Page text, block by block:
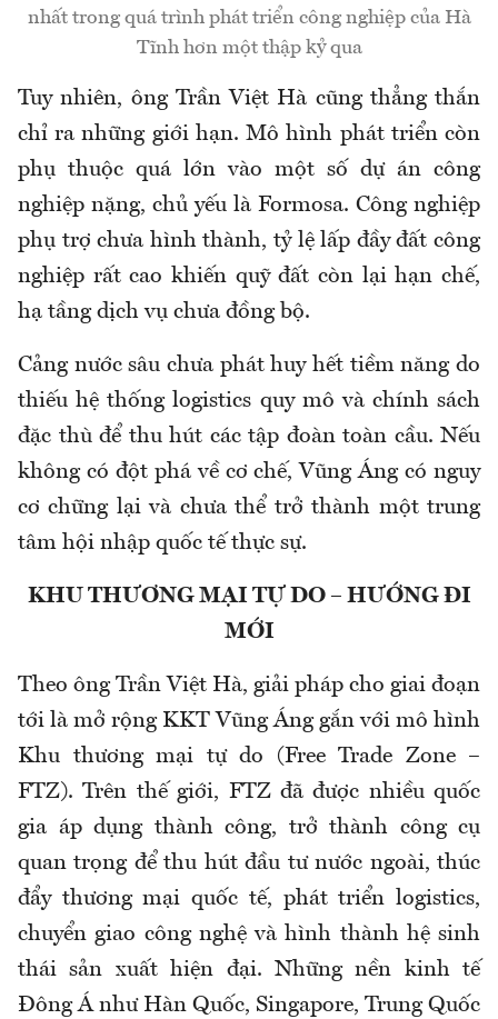
nhất trong quá trình phát triển công nghiệp của Hà
Tĩnh hơn một thập kỷ qua
Tuy nhiên, ông Trần Việt Hà cũng thẳng thắn
chỉ ra những giới hạn. Mô hình phát triển còn
phụ thuộc quá lớn vào một số dự án công
nghiệp nặng, chủ yếu là Formosa. Công nghiệp
phụ trợ chưa hình thành, tỷ lệ lấp đầy đất công
nghiệp rất cao khiến quỹ đất còn lại hạn chế,
hạ tầng dịch vụ chưa đồng bộ.
Cảng nước sâu chưa phát huy hết tiềm năng do
thiếu hệ thống logistics quy mô và chính sách
đặc thù để thu hút các tập đoàn toàn cầu. Nếu
không có đột phá về cơ chế, Vũng Áng có nguy
cơ chững lại và chưa thể trở thành một trung
tâm hội nhập quốc tế thực sự.
KHU THƯƠNG MẠI TỰ DO – HƯỚNG ĐI
MỚI
Theo ông Trần Việt Hà, giải pháp cho giai đoạn
tới là mở rộng KKT Vũng Áng gắn với mô hình
Khu thương mại tự do (Free Trade Zone –
FTZ). Trên thế giới, FTZ đã được nhiều quốc
gia áp dụng thành công, trở thành công cụ
quan trọng để thu hút đầu tư nước ngoài, thúc
đẩy thương mại quốc tế, phát triển logistics,
chuyển giao công nghệ và hình thành hệ sinh
thái sản xuất hiện đại. Những nền kinh tế
Đông Á như Hàn Quốc, Singapore, Trung Quốc